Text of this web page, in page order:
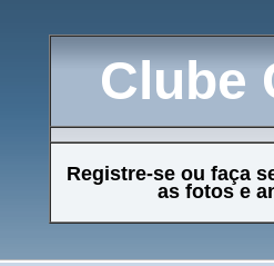
Clube
Registre-se ou faça
as fotos e